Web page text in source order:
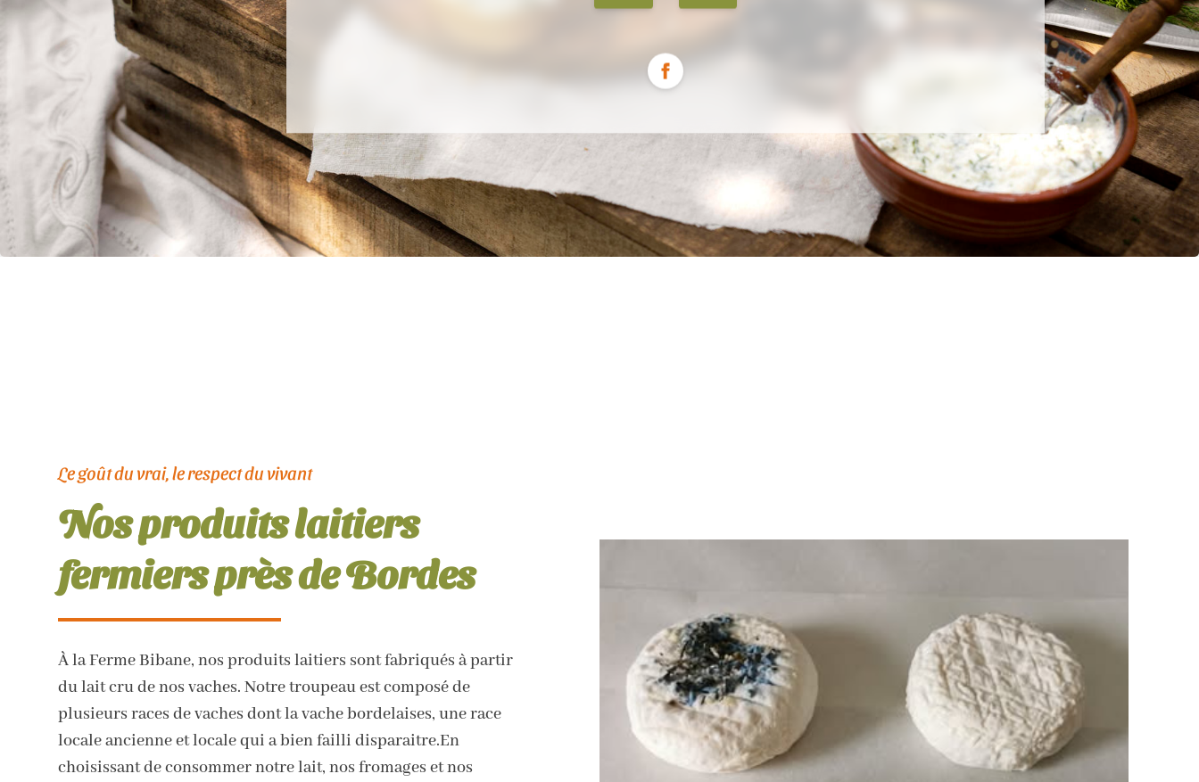
Le goût du vrai, le respect du vivant
Nos produits laitiers
fermiers près de Bordes
À la Ferme Bibane, nos produits laitiers sont fabriqués à partir
du lait cru de nos vaches. Notre troupeau est composé de
plusieurs races de vaches dont la vache bordelaises, une race
locale ancienne et locale qui a bien failli disparaitre.En
choisissant de consommer notre lait, nos fromages et nos